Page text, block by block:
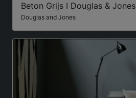
Beton Grijs I Douglas & Jones
Douglas and Jones